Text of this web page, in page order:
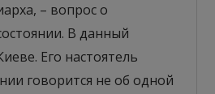
– вопрос о
В данный
Его настоятель
говорится не об одной